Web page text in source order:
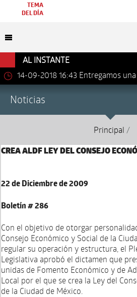
TEMA
DEL DÍA
AL INSTANTE
14-09-2018 16:43 Entregamos
Noticias
Principal /
CREA ALDF LEY DEL CONSEJO
22 de Diciembre de 2009
Boletín # 286
Con el objetivo de otorgar
Consejo Económico y Social de la
regular su operación y estructura, el
Legislativa aprobó el dictamen que
unidas de Fomento Económico y de
Local por el que se crea la Ley del
de la Ciudad de México.